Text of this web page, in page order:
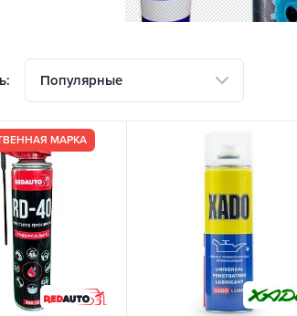
Популярные
МАРКА